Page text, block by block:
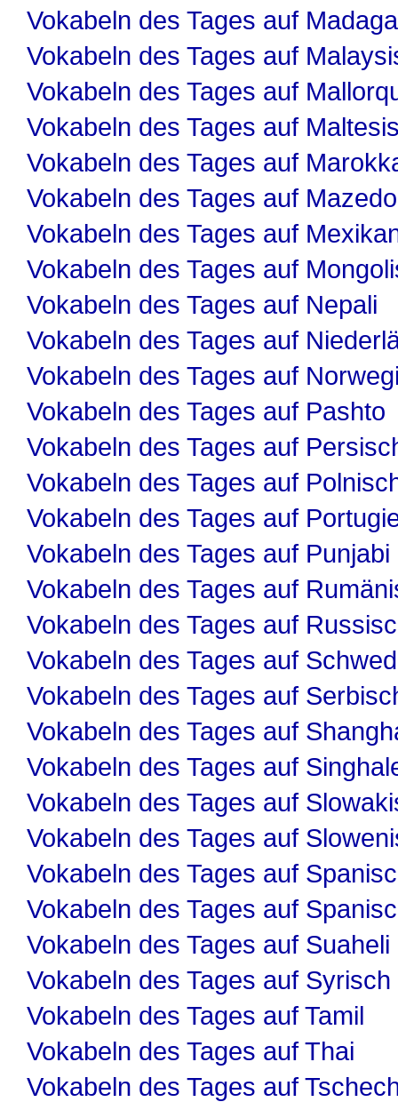
Vokabeln des Tages auf
Vokabeln des Tages auf
Vokabeln des Tages auf
Vokabeln des Tages auf
Vokabeln des Tages auf
Vokabeln des Tages auf
Vokabeln des Tages auf
Vokabeln des Tages auf
Vokabeln des Tages auf Nepali
Vokabeln des Tages auf
Vokabeln des Tages auf
Vokabeln des Tages auf Pashto
Vokabeln des Tages auf
Vokabeln des Tages auf
Vokabeln des Tages auf
Vokabeln des Tages auf Punjabi
Vokabeln des Tages auf
Vokabeln des Tages auf
Vokabeln des Tages auf
Vokabeln des Tages auf
Vokabeln des Tages auf
Vokabeln des Tages auf
Vokabeln des Tages auf
Vokabeln des Tages auf
Vokabeln des Tages auf
Vokabeln des Tages auf
Vokabeln des Tages auf Suaheli
Vokabeln des Tages auf Syrisch
Vokabeln des Tages auf Tamil
Vokabeln des Tages auf Thai
Vokabeln des Tages auf